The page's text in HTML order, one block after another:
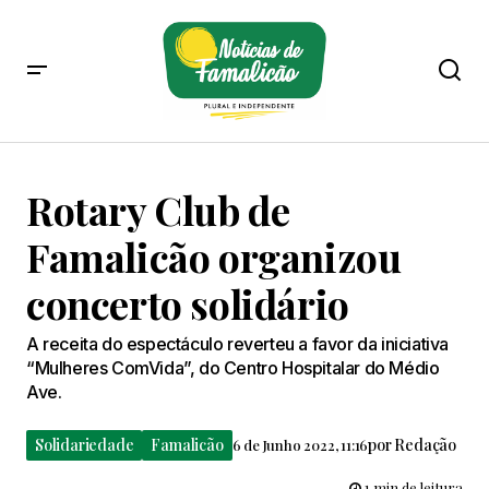
Rotary Club de
Famalicão organizou
concerto solidário
A receita do espectáculo reverteu a favor da iniciativa
“Mulheres ComVida”, do Centro Hospitalar do Médio
Ave.
Solidariedade Famalicão 6 de Junho 2022, 11:16porRedação